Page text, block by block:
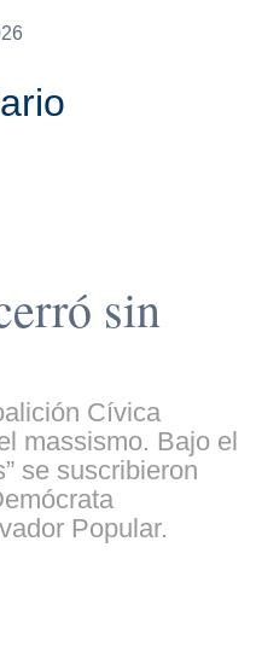
sin
Cívica
massismo. Bajo el
se suscribieron
Popular.